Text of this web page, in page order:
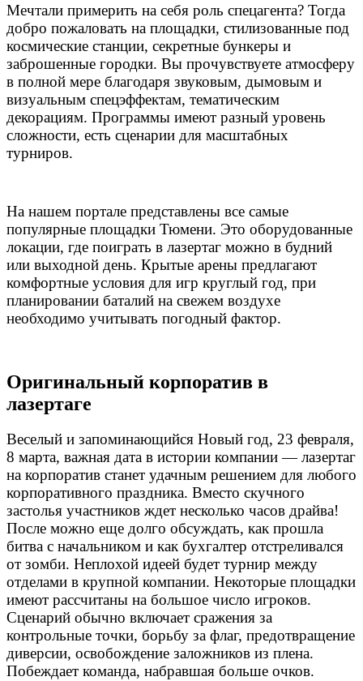
Мечтали примерить на себя роль спецагента? Тогда
добро пожаловать на площадки, стилизованные под
космические станции, секретные бункеры и
заброшенные городки. Вы прочувствуете атмосферу
в полной мере благодаря звуковым, дымовым и
визуальным спецэффектам, тематическим
декорациям. Программы имеют разный уровень
сложности, есть сценарии для масштабных
турниров.
На нашем портале представлены все самые
популярные площадки Тюмени. Это оборудованные
локации, где поиграть в лазертаг можно в будний
или выходной день. Крытые арены предлагают
комфортные условия для игр круглый год, при
планировании баталий на свежем воздухе
необходимо учитывать погодный фактор.
Оригинальный корпоратив в
лазертаге
Веселый и запоминающийся Новый год, 23 февраля,
8 марта, важная дата в истории компании — лазертаг
на корпоратив станет удачным решением для любого
корпоративного праздника. Вместо скучного
застолья участников ждет несколько часов драйва!
После можно еще долго обсуждать, как прошла
битва с начальником и как бухгалтер отстреливался
от зомби. Неплохой идеей будет турнир между
отделами в крупной компании. Некоторые площадки
имеют рассчитаны на большое число игроков.
Сценарий обычно включает сражения за
контрольные точки, борьбу за флаг, предотвращение
диверсии, освобождение заложников из плена.
Побеждает команда, набравшая больше очков.